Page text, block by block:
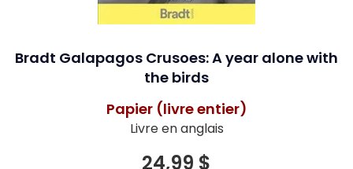
Bradt Galapagos Crusoes: A year alone with
the birds
Papier (livre entier)
Livre en anglais
24,99 $